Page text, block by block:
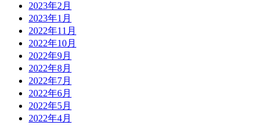
2023年2月
2023年1月
2022年11月
2022年10月
2022年9月
2022年8月
2022年7月
2022年6月
2022年5月
2022年4月